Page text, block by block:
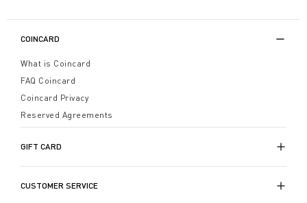
COINCARD
What is Coincard
FAQ Coincard
Coincard Privacy
Reserved Agreements
GIFT CARD
CUSTOMER SERVICE